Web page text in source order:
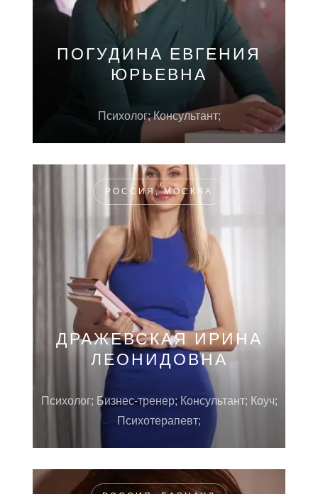
ПОГУДИНА ЕВГЕНИЯ
ЮРЬЕВНА
Психолог; Консультант;
РОССИЯ, МОСКВА
ДРАЖЕВСКАЯ ИРИНА
ЛЕОНИДОВНА
Психолог; Бизнес-тренер; Консультант; Коуч;
Психотерапевт;